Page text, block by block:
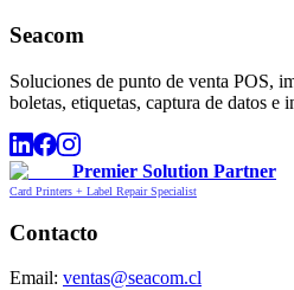
Seacom
Soluciones de punto de venta POS,
boletas, etiquetas, captura de datos e
Premier Solution Partner
Card Printers + Label Repair Specialist
Contacto
Email: ventas@seacom.cl